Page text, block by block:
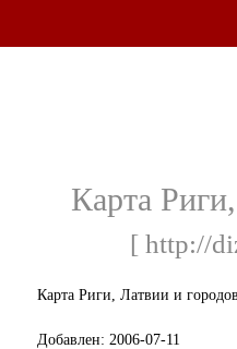
Карта
[ http://
Карта Риги, Латвии и
Добавлен: 2006-07-11